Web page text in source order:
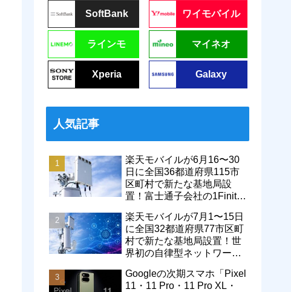
SoftBank ワイモバイル
ラインモ マイネオ
Xperia Galaxy
人気記事
楽天モバイルが6月16〜30
日に全国36都道府県115市
区町村で新たな基地局設
置！富士通子会社の1Finity
エリアが拡大
楽天モバイルが7月1〜15日
に全国32都道府県77市区町
村で新たな基地局設置！世
界初の自律型ネットワーク
通信品質も改善
Googleの次期スマホ「Pixel
11・11 Pro・11 Pro XL・